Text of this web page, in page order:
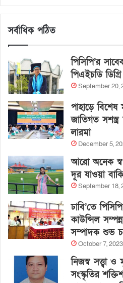
সর্বাধিক পঠিত
পিসিপি’র
পিএইচডি
September 20,
পাহাড়ে
জাতিগত
লারমা
December 5,
আরো অনেক
দূর যাওয়া
September 18,
ঢাবি’তে
কাউন্সিল
সম্পাদক শুভ
October 7, 2023
নিজস্ব সত্ত্বা
সংস্কৃতির